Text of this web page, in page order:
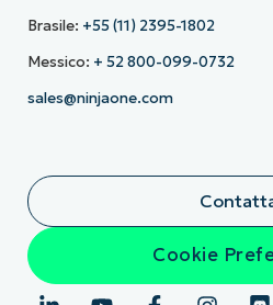
Brasile: +55 (11) 2395-1802
Messico: + 52 800-099-0732
sales@ninjaone.com
Cookie